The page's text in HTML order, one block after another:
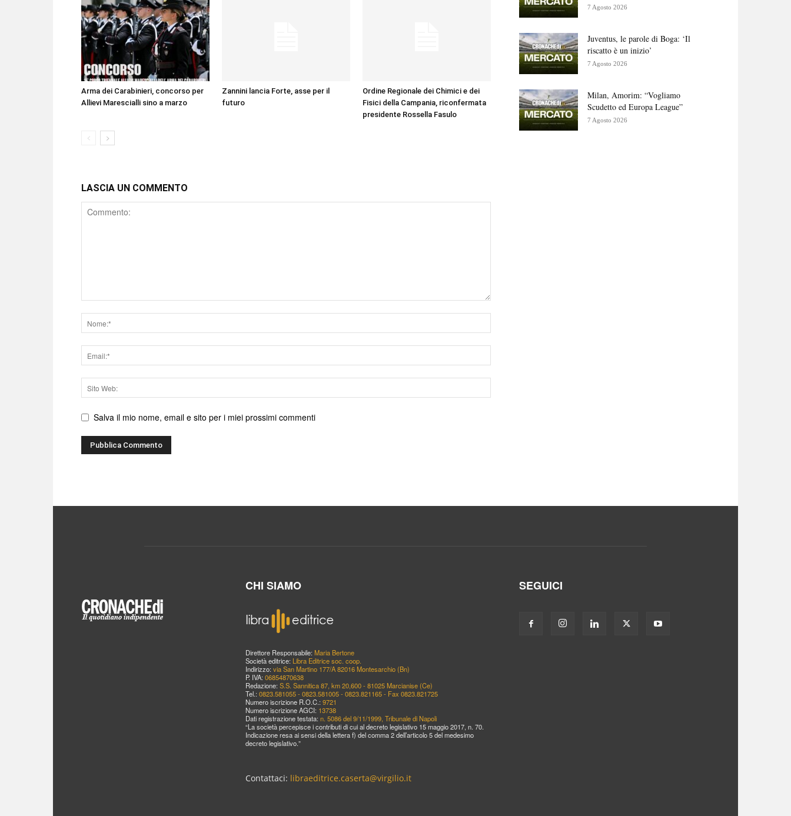
Arma dei Carabinieri, concorso per
Allievi Marescialli sino a marzo
Zannini lancia Forte, asse per il
futuro
Ordine Regionale dei Chimici e dei
Fisici della Campania, riconfermata
presidente Rossella Fasulo
LASCIA UN COMMENTO
Comment
Nome
Email
Sito
web
Salva il mio nome, email e sito per i miei prossimi commenti
7 Agosto 2026
Juventus, le parole di Boga: ‘Il
riscatto è un inizio’
7 Agosto 2026
Milan, Amorim: “Vogliamo
Scudetto ed Europa League”
7 Agosto 2026
CHI SIAMO
Direttore Responsabile: Maria Bertone
Società editrice: Libra Editrice soc. coop.
Indirizzo: via San Martino 177/A 82016 Montesarchio (Bn)
P. IVA: 06854870638
Redazione: S.S. Sannitica 87, km 20,600 - 81025 Marcianise (Ce)
Tel.: 0823.581055 - 0823.581005 - 0823.821165 - Fax 0823.821725
Numero iscrizione R.O.C.: 9721
Numero iscrizione AGCI: 13738
Dati registrazione testata: n. 5086 del 9/11/1999, Tribunale di Napoli
“La società percepisce i contributi di cui al decreto legislativo 15 maggio 2017, n. 70.
Indicazione resa ai sensi della lettera f) del comma 2 dell’articolo 5 del medesimo
decreto legislativo.”
Contattaci: libraeditrice.caserta@virgilio.it
SEGUICI